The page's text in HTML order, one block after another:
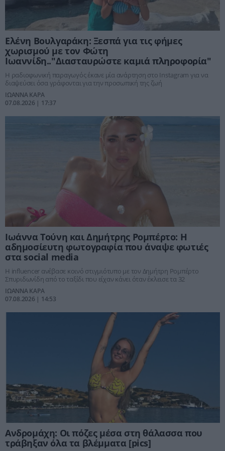
Ελένη Βουλγαράκη: Ξεσπά για τις φήμες
χωρισμού με τον Φώτη
Ιωαννίδη.."Διασταυρώστε καμιά πληροφορία"
Η ραδιοφωνική παραγωγός έκανε μία ανάρτηση στο Instagram για να
διαψεύσει όσα γράφονται για την προσωπική της ζωή
ΙΩΑΝΝΑ ΚΑΡΑ
07.08.2026 | 17:37
Ιωάννα Τούνη και Δημήτρης Ρομπέρτο: Η
αδημοσίευτη φωτογραφία που άναψε φωτιές
στα social media
Η influencer ανέβασε κοινό στιγμιότυπο με τον Δημήτρη Ρομπέρτο
Σπυριδωνίδη από το ταξίδι που είχαν κάνει όταν έκλεισε τα 32
ΙΩΑΝΝΑ ΚΑΡΑ
07.08.2026 | 14:53
Ανδρομάχη: Οι πόζες μέσα στη θάλασσα που
τράβηξαν όλα τα βλέμματα [pics]